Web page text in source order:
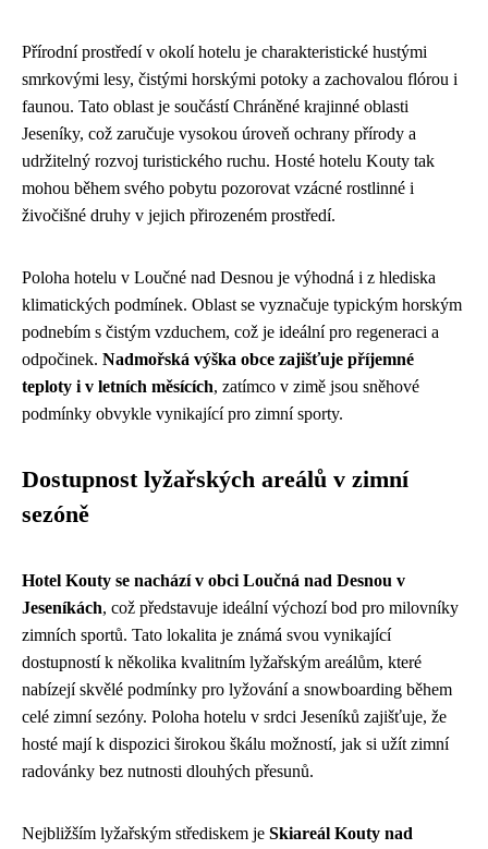
Přírodní prostředí v okolí hotelu je charakteristické hustými
smrkovými lesy, čistými horskými potoky a zachovalou flórou i
faunou. Tato oblast je součástí Chráněné krajinné oblasti
Jeseníky, což zaručuje vysokou úroveň ochrany přírody a
udržitelný rozvoj turistického ruchu. Hosté hotelu Kouty tak
mohou během svého pobytu pozorovat vzácné rostlinné i
živočišné druhy v jejich přirozeném prostředí.
Poloha hotelu v Loučné nad Desnou je výhodná i z hlediska
klimatických podmínek. Oblast se vyznačuje typickým horským
podnebím s čistým vzduchem, což je ideální pro regeneraci a
odpočinek. Nadmořská výška obce zajišťuje příjemné
teploty i v letních měsících, zatímco v zimě jsou sněhové
podmínky obvykle vynikající pro zimní sporty.
Dostupnost lyžařských areálů v zimní
sezóně
Hotel Kouty se nachází v obci Loučná nad Desnou v
Jeseníkách, což představuje ideální výchozí bod pro milovníky
zimních sportů. Tato lokalita je známá svou vynikající
dostupností k několika kvalitním lyžařským areálům, které
nabízejí skvělé podmínky pro lyžování a snowboarding během
celé zimní sezóny. Poloha hotelu v srdci Jeseníků zajišťuje, že
hosté mají k dispozici širokou škálu možností, jak si užít zimní
radovánky bez nutnosti dlouhých přesunů.
Nejbližším lyžařským střediskem je Skiareál Kouty nad